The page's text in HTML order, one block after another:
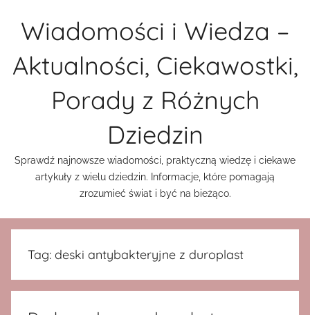
Wiadomości i Wiedza –
Aktualności, Ciekawostki,
Porady z Różnych
Dziedzin
Sprawdź najnowsze wiadomości, praktyczną wiedzę i ciekawe
artykuły z wielu dziedzin. Informacje, które pomagają
zrozumieć świat i być na bieżąco.
Tag: deski antybakteryjne z duroplast